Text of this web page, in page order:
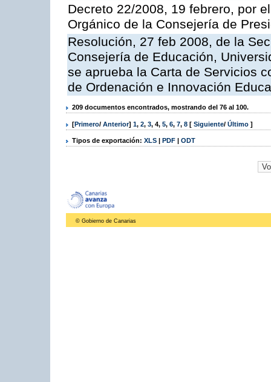
Decreto 22/2008, 19 febrero, por
Orgánico de la Consejería de
Resolución, 27 feb 2008, de la
Consejería de Educación,
se aprueba la Carta de Servicios
de Ordenación e Innovación
209 documentos encontrados, mostrando del 76 al 100.
[Primero/ Anterior] 1, 2, 3, 4, 5, 6, 7, 8 [ Siguiente/ Último ]
Tipos de exportación: XLS | PDF | ODT
© Gobierno de Canarias